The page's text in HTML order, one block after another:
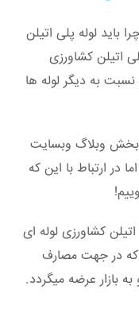
باید لوله پلی اتیلن
اتیلن کشاورزی
به دیگر لوله ها
بخش وبلاگ وبسایت
در ارتباط با این که
کشاورزی لوله ای
که در جهت مصارف
بازار عرضه میگردد.